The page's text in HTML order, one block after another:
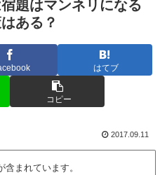
題はマンネリになる
ある？
はてブ
コピー
2017.09.11
含まれています。